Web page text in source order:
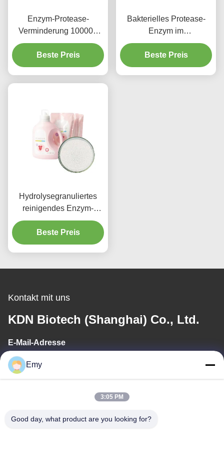
Enzym-Protease-
Verminderung 100000
CAS Nos 9014-01-1
reinigende zu 1000000u
G
Beste Preis
Bakterielles Protease-
Enzym im
Reinigungsmittel
entfernen Fleck
hydrolysiert Proteine
Beste Preis
Hydrolysegranuliertes
reinigendes Enzym-
alkalische Protease CAS
9014-01-1
Beste Preis
Kontakt mit uns
KDN Biotech (Shanghai) Co., Ltd.
E-Mail-Adresse
panxy@vlandgroup.com
Unsere Adresse
Emy
3:05 PM
Good day, what product are you looking for?